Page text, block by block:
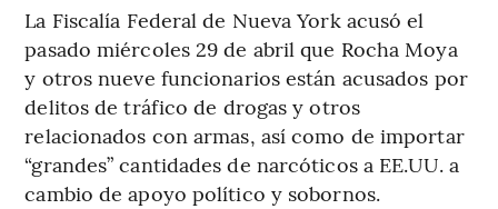
La Fiscalía Federal de Nueva York acusó el
pasado miércoles 29 de abril que Rocha Moya
y otros nueve funcionarios están acusados por
delitos de tráfico de drogas y otros
relacionados con armas, así como de importar
“grandes” cantidades de narcóticos a EE.UU. a
cambio de apoyo político y sobornos.